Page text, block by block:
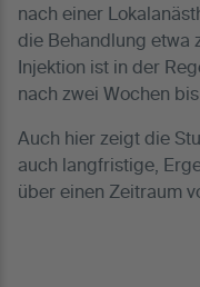
nach einer
die Behandlung etwa
Injektion ist in der
nach zwei Wochen
Auch hier zeigt die
auch langfristige,
über einen Zeitraum